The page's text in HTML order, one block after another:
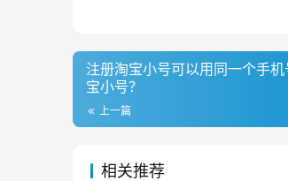
注册淘宝小号可以用同一个手
宝小号？
上一篇
相关推荐